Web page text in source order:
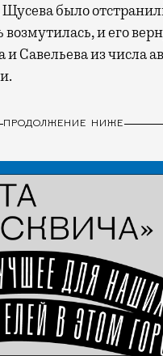
Щусева было
и его
Савельева из числа
ПРОДОЛЖЕНИЕ НИЖЕ